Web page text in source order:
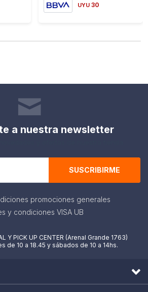
UYU 30
a nuestra newsletter
SUSCRIBIRME
promociones generales
y condiciones VISA UB
Y PICK UP CENTER (Arenal Grande 1763)
de 10 a 18.45 y sábados de 10 a 14hs.